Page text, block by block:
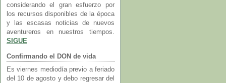
considerando el gran esfuerzo por
los recursos disponibles de la época
y las escasas noticias de nuevos
aventureros en nuestros tiempos.
SIGUE
Confirmando el DON de vida
Es viernes mediodía previo a feriado
del 10 de agosto y debo regresar del